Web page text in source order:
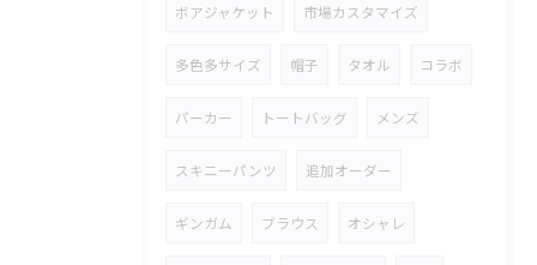
ボアジャケット 市場カスタマイズ
多色多サイズ 帽子 タオル コラボ
パーカー トートバッグ メンズ
スキニーパンツ 追加オーダー
ギンガム ブラウス オシャレ